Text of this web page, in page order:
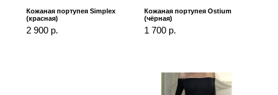
Кожаная портупея Simplex
(красная)
2 900 р.
Кожаная портупея Ostium
(чёрная)
1 700 р.